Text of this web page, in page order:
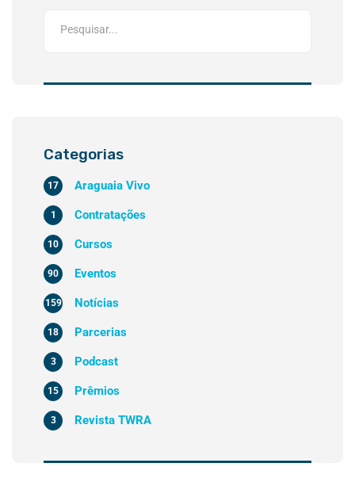
Categorias
Araguaia Vivo
17
Contratações
1
Cursos
10
Eventos
90
Notícias
159
Parcerias
18
Podcast
3
Prêmios
15
Revista TWRA
3